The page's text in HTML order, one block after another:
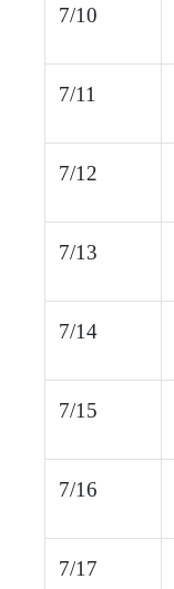
7/10
7/11
7/12
7/13
7/14
7/15
7/16
7/17